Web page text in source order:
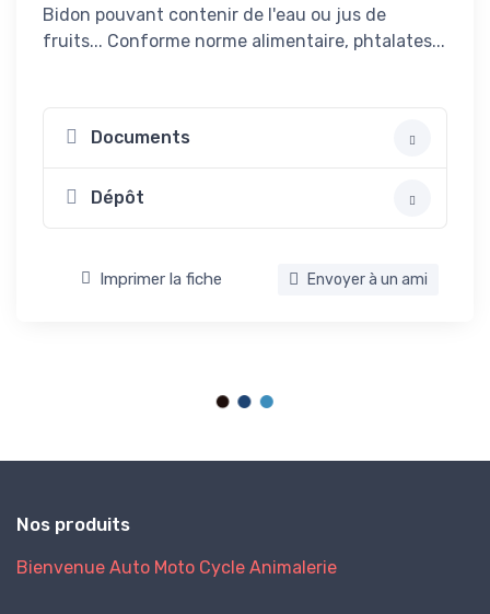
Bidon pouvant contenir de l'eau ou jus de
fruits... Conforme norme alimentaire, phtalates...
Documents
Dépôt
Imprimer la fiche Envoyer à un ami
Nos produits
Bienvenue Auto Moto Cycle Animalerie